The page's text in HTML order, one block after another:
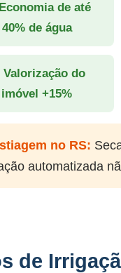
de até
40% de água
Valorização do
imóvel +15%
no RS:
automatizada
de